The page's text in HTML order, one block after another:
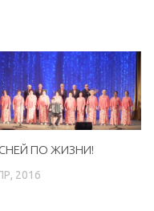
художественный
ПО ЖИЗНИ!
2016